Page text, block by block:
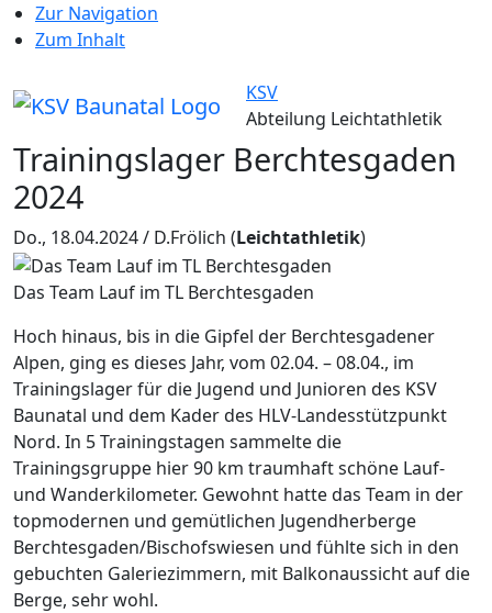
Zur Navigation
Zum Inhalt
KSV
Abteilung Leichtathletik
Trainingslager Berchtesgaden
2024
Do., 18.04.2024 / D.Frölich (Leichtathletik)
Das Team Lauf im TL Berchtesgaden
Hoch hinaus, bis in die Gipfel der Berchtesgadener
Alpen, ging es dieses Jahr, vom 02.04. – 08.04., im
Trainingslager für die Jugend und Junioren des KSV
Baunatal und dem Kader des HLV-Landesstützpunkt
Nord. In 5 Trainingstagen sammelte die
Trainingsgruppe hier 90 km traumhaft schöne Lauf-
und Wanderkilometer. Gewohnt hatte das Team in der
topmodernen und gemütlichen Jugendherberge
Berchtesgaden/Bischofswiesen und fühlte sich in den
gebuchten Galeriezimmern, mit Balkonaussicht auf die
Berge, sehr wohl.